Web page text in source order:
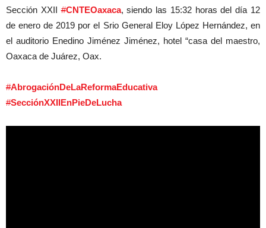
Sección XXII#CNTEOaxaca, siendo las 15:32 horas del día 12
de enero de 2019 por el Srio General Eloy López Hernández, en
el auditorio Enedino Jiménez Jiménez, hotel “casa del maestro,
Oaxaca de Juárez, Oax.
#AbrogaciónDeLaReformaEducativa
#SecciónXXIIEnPieDeLucha